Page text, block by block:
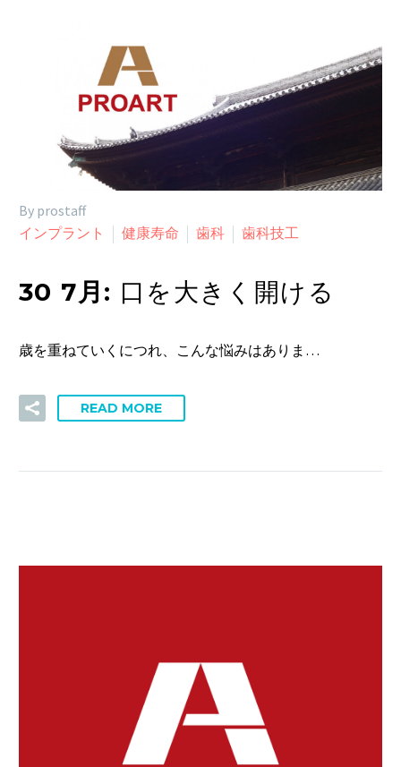
By prostaff
インプラント
健康寿命 歯科 歯科技工
30 7月: 口を大きく開ける
歳を重ねていくにつれ、こんな悩みはありま…
READ MORE